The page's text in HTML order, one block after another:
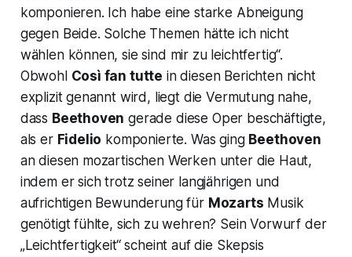
komponieren. Ich habe eine starke Abneigung
gegen Beide. Solche Themen hätte ich nicht
wählen können, sie sind mir zu leichtfertig“.
Obwohl Così fan tutte in diesen Berichten nicht
explizit genannt wird, liegt die Vermutung nahe,
dass Beethoven gerade diese Oper beschäftigte,
als er Fidelio komponierte. Was ging Beethoven
an diesen mozartischen Werken unter die Haut,
indem er sich trotz seiner langjährigen und
aufrichtigen Bewunderung für Mozarts Musik
genötigt fühlte, sich zu wehren? Sein Vorwurf der
„Leichtfertigkeit“scheint auf die Skepsis